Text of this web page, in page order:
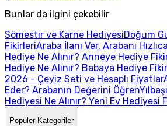
Bunlar da ilgini çekebilir
Sömestir ve Karne HediyesiDoğum
FikirleriAraba İlanı Ver, Arabanı
Hediye Ne Alınır? Anneye Hediye
Hediye Ne Alınır? Babaya Hediye
2026 - Çeyiz Seti ve Hesaplı Fiyatlar
Eder? Arabanın Değerini Öğren
Hediyesi Ne Alınır? Yeni Ev Hediyesi
Popüler Kategoriler